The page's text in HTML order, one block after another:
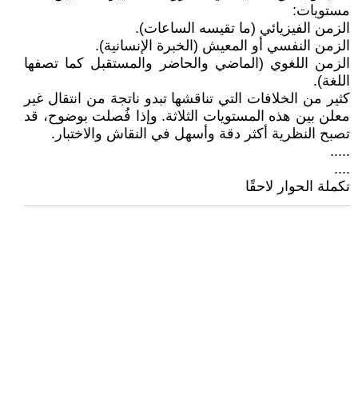
مستويات:
الزمن الفيزيائي (ما تقيسه الساعات).
الزمن النفسي أو المعيش (الخبرة الإنسانية).
الزمن اللغوي (الماضي والحاضر والمستقبل كما تصفها
اللغة).
كثير من الخلافات التي تناقشها تبدو ناتجة من انتقال غير
معلن بين هذه المستويات الثلاثة. وإذا فُصلت بوضوح، قد
تصبح النظرية أكثر دقة وأسهل في النقاش والاختبار.
.....
....
تكملة الحوار لاحقًا